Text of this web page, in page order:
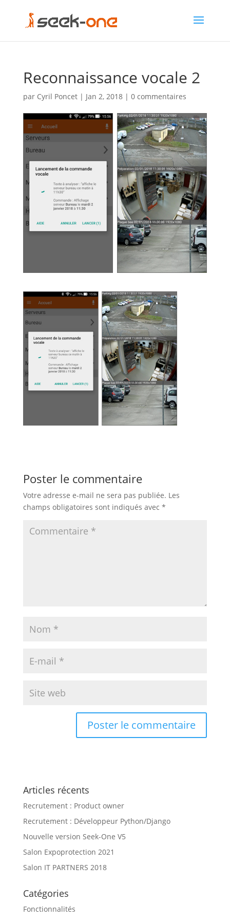
Reconnaissance vocale 2
par Cyril Poncet| Jan 2, 2018| 0 commentaires
Poster le commentaire
Votre adresse e-mail ne sera pas publiée. Les
champs obligatoires sont indiqués avec *
Articles récents
Recrutement : Product owner
Recrutement : Développeur Python/Django
Nouvelle version Seek-One V5
Salon Expoprotection 2021
Salon IT PARTNERS 2018
Catégories
Fonctionnalités